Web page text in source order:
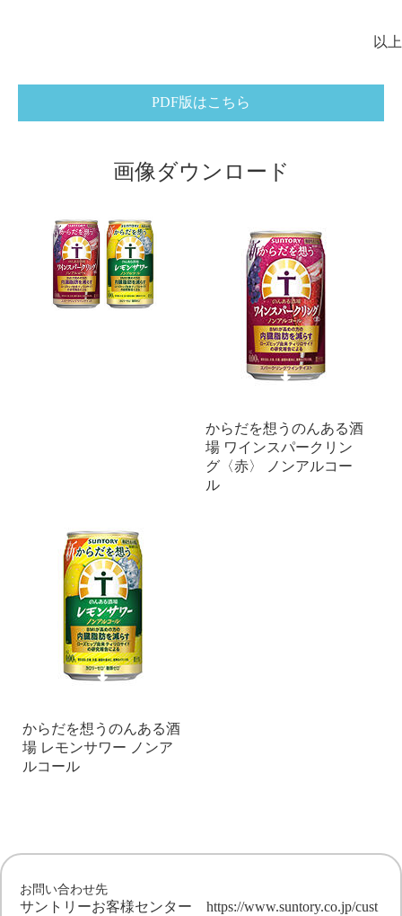
以上
PDF版はこちら
画像ダウンロード
からだを想うのんある酒
場 ワインスパークリン
グ〈赤〉 ノンアルコー
ル
からだを想うのんある酒
場 レモンサワー ノンア
ルコール
お問い合わせ先
サントリーお客様センター https://www.suntory.co.jp/cust